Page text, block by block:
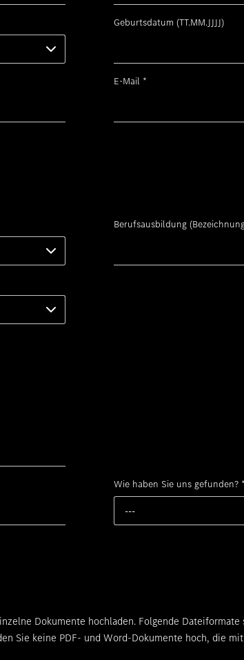
Geburtsdatum (TT.MM.JJJJ)
E-Mail *
Berufsausbildung
Wie haben Sie uns gefunden?
---
Dokumente hochladen. Folgende Dateiformate
Sie keine PDF- und Word-Dokumente hoch, die